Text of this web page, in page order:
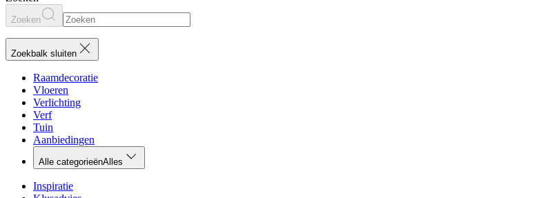
Zoeken
Zoekbalk sluiten
Raamdecoratie
Vloeren
Verlichting
Verf
Tuin
Aanbiedingen
Alle categorieënAlles
Inspiratie